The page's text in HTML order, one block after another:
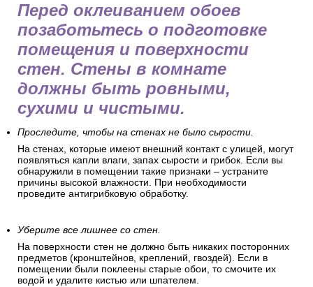
Перед оклеиванием обоев
позаботьтесь о подготовке
помещения и поверхности
стен. Стены в комнате
должны быть ровными,
сухими и чистыми.
Проследите, чтобы на стенах не было сырости.
На стенах, которые имеют внешний контакт с улицей, могут
появляться капли влаги, запах сырости и грибок. Если вы
обнаружили в помещении такие признаки – устраните
причины высокой влажности. При необходимости
проведите антигрибковую обработку.
Уберите все лишнее со стен.
На поверхности стен не должно быть никаких посторонних
предметов (кронштейнов, креплений, гвоздей). Если в
помещении были поклеены старые обои, то смочите их
водой и удалите кистью или шпателем.